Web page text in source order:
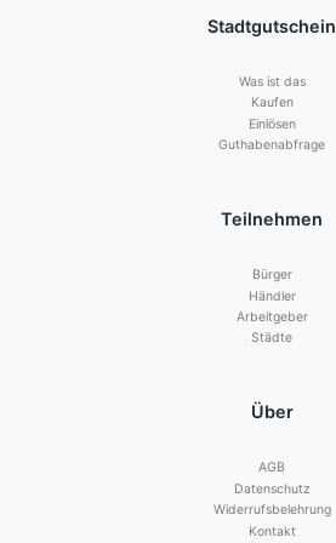
Stadtgutschein
Was ist das
Kaufen
Einlösen
Guthabenabfrage
Teilnehmen
Bürger
Händler
Arbeitgeber
Städte
Über
AGB
Datenschutz
Widerrufsbelehrung
Kontakt